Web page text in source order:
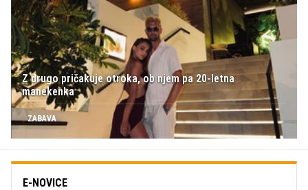
Z drugo pričakuje otroka, ob njem pa 20-letna
manekenka
ZABAVA
E-NOVICE